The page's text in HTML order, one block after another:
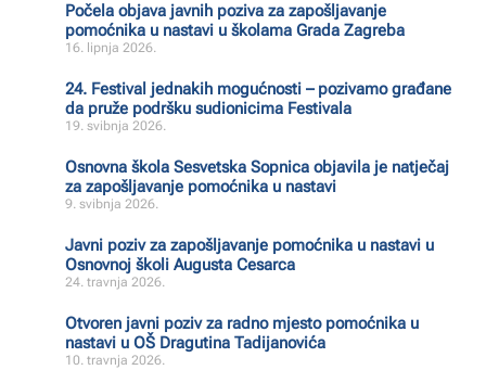
Počela objava javnih poziva za zapošljavanje
pomoćnika u nastavi u školama Grada Zagreba
16. lipnja 2026.
24. Festival jednakih mogućnosti – pozivamo građane
da pruže podršku sudionicima Festivala
19. svibnja 2026.
Osnovna škola Sesvetska Sopnica objavila je natječaj
za zapošljavanje pomoćnika u nastavi
9. svibnja 2026.
Javni poziv za zapošljavanje pomoćnika u nastavi u
Osnovnoj školi Augusta Cesarca
24. travnja 2026.
Otvoren javni poziv za radno mjesto pomoćnika u
nastavi u OŠ Dragutina Tadijanovića
10. travnja 2026.